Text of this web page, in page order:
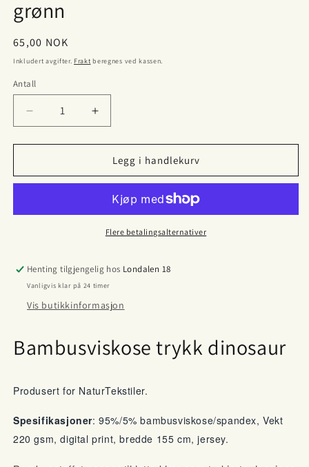
grønn
Vanlig
pris
65,00 NOK
Inkludert avgifter. Frakt beregnes ved kassen.
Antall
Antall
antallet
for
Bambusviskose
jersey
Øk
antallet
for
Bambusviskose
jersey
grønn
Legg i handlekurv
Flere betalingsalternativer
Henting tilgjengelig hos Londalen 18
Vanligvis klar på 24 timer
Vis butikkinformasjon
Bambusviskose trykk dinosaur
Produsert for NaturTekstiler.
Spesifikasjoner: 95%/5% bambusviskose/spandex, Vekt
220 gsm, digital print, bredde 155 cm, jersey.